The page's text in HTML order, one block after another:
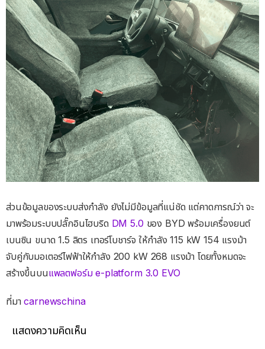
ส่วนข้อมูลของระบบส่งกำลัง ยังไม่มีข้อมูลที่แน่ชัด แต่คาดการณ์ว่า จะ
มาพร้อมระบบปลั๊กอินไฮบริด DM 5.0 ของ BYD พร้อมเครื่องยนต์
เบนซิน ขนาด 1.5 ลิตร เทอร์โบชาร์จ ให้กำลัง 115 kW 154 แรงม้า
จับคู่กับมอเตอร์ไฟฟ้าให้กำลัง 200 kW 268 แรงม้า โดยทั้งหมดจะ
สร้างขึ้นบนแพลตฟอร์ม e-platform 3.0 EVO
ที่มาcarnewschina
แสดงความคิดเห็น